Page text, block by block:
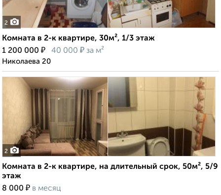
2
Комната в 2-к квартире, 30м², 1/3 этаж
1 200 000 ₽ 40 000 ₽ за м²
Николаева 20
2
Комната в 2-к квартире, на длительный срок, 50м², 5/9
этаж
8 000 ₽ в месяц